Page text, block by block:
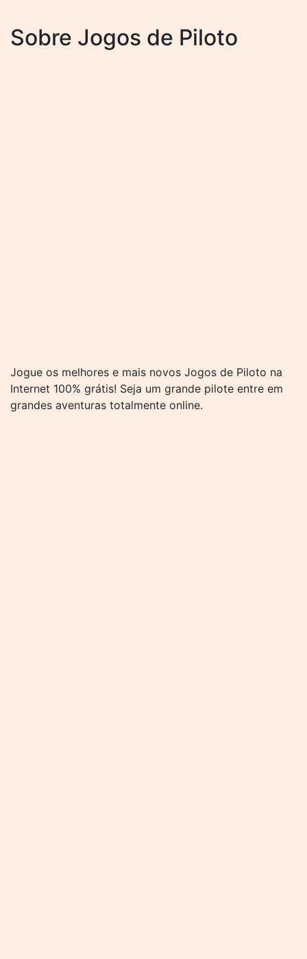
Sobre Jogos de Piloto
Jogue os melhores e mais novos Jogos de Piloto na
Internet 100% grátis! Seja um grande pilote entre em
grandes aventuras totalmente online.